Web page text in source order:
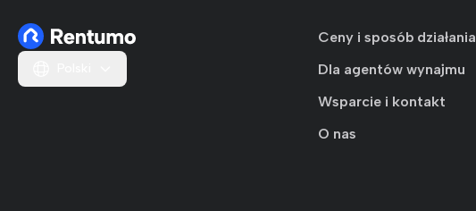
Ceny i sposób działania
Dla agentów wynajmu
Wsparcie i kontakt
O nas